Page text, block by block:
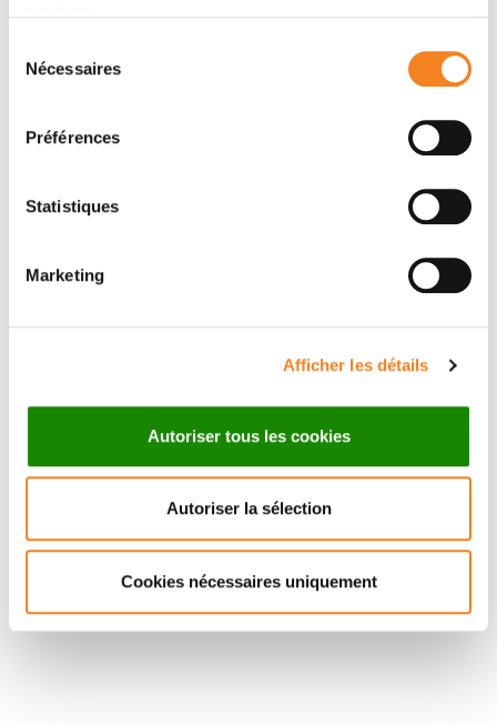
Nécessaires
Préférences
Statistiques
Marketing
Afficher les détails
Autoriser tous les cookies
Autoriser la sélection
Cookies nécessaires uniquement
Membres
CORALIE